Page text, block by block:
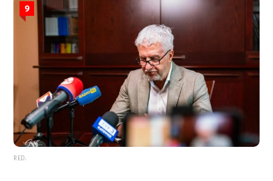
9
RED.